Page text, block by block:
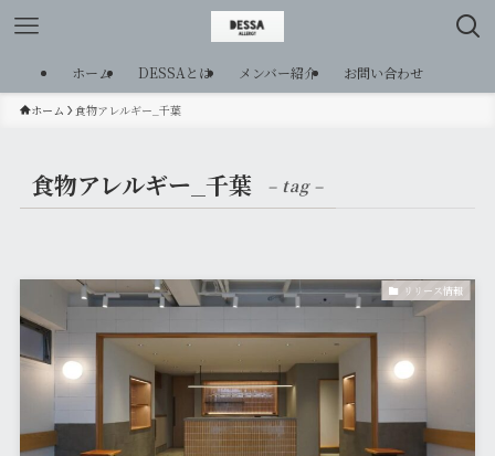
ホーム DESSAとは メンバー紹介 お問い合わせ
ホーム 食物アレルギー_千葉
食物アレルギー_千葉 – tag –
リリース情報